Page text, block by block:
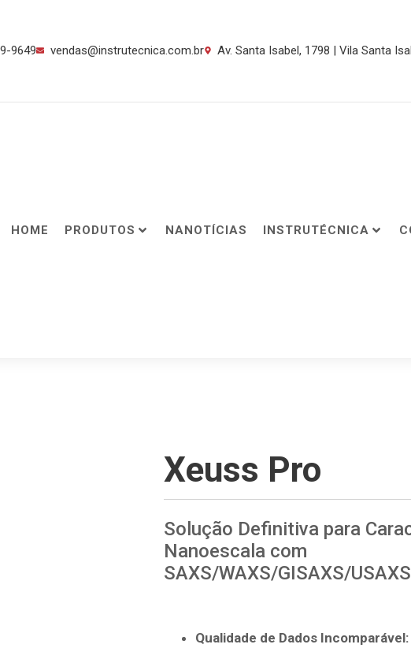
9649 vendas@instrutecnica.com.br Av. Santa Isabel, 1798 | Vila Santa
HOME PRODUTOS NANOTÍCIAS INSTRUTÉCNICA
Xeuss Pro
Solução Definitiva para
Nanoescala com
SAXS/WAXS/GISAXS/
Qualidade de Dados Incomparável: